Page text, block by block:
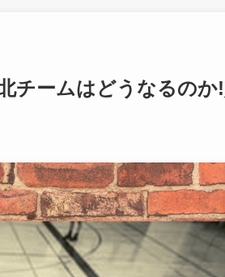
チームはどうなるのか!_